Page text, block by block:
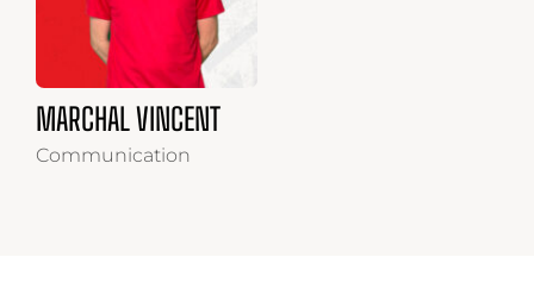
MARCHAL VINCENT
Communication